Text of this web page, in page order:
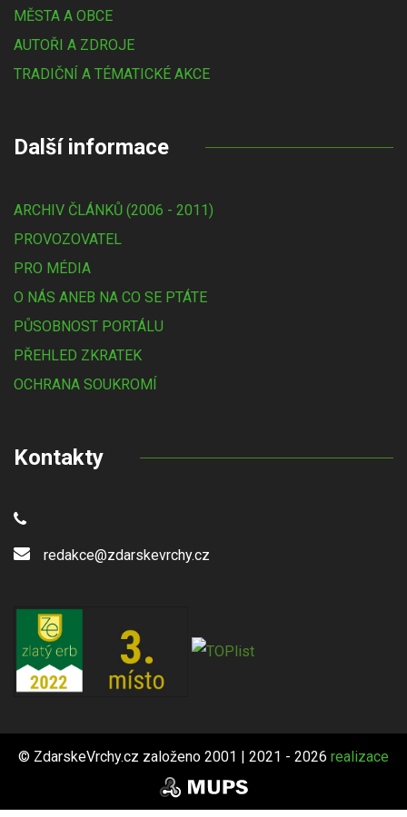
MĚSTA A OBCE
AUTOŘI A ZDROJE
TRADIČNÍ A TÉMATICKÉ AKCE
Další informace
ARCHIV ČLÁNKŮ (2006 - 2011)
PROVOZOVATEL
PRO MÉDIA
O NÁS ANEB NA CO SE PTÁTE
PŮSOBNOST PORTÁLU
PŘEHLED ZKRATEK
OCHRANA SOUKROMÍ
Kontakty
redakce@zdarskevrchy.cz
© ZdarskeVrchy.cz založeno 2001 | 2021 - 2026 realizace